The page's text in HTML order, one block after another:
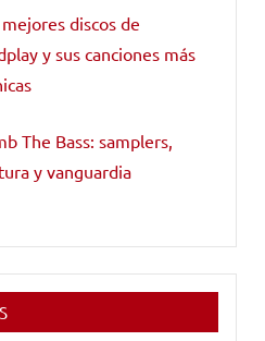
mejores discos de
y sus canciones más
The Bass: samplers,
y vanguardia